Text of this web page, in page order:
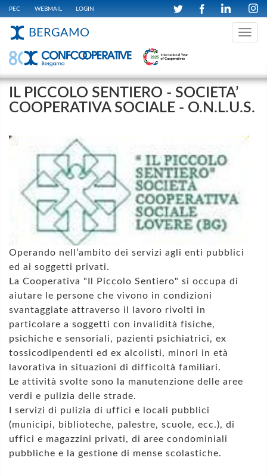
PEC WEBMAIL LOGIN
Toggle
BERGAMO
IL PICCOLO SENTIERO - SOCIETA’
COOPERATIVA SOCIALE - O.N.L.U.S.
Operando nell’ambito dei servizi agli enti pubblici
ed ai soggetti privati.
La Cooperativa "Il Piccolo Sentiero" si occupa di
aiutare le persone che vivono in condizioni
svantaggiate attraverso il lavoro rivolti in
particolare a soggetti con invalidità fisiche,
psichiche e sensoriali, pazienti psichiatrici, ex
tossicodipendenti ed ex alcolisti, minori in età
lavorativa in situazioni di difficoltà familiari.
Le attività svolte sono la manutenzione delle aree
verdi e pulizia delle strade.
I servizi di pulizia di uffici e locali pubblici
(municipi, biblioteche, palestre, scuole, ecc.), di
uffici e magazzini privati, di aree condominiali
pubbliche e la gestione di mense scolastiche.